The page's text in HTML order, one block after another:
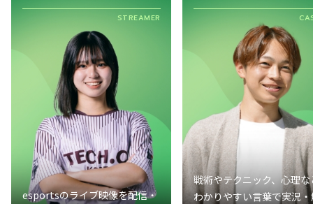
STREAMER
esportsのライブ映像を配信・
戦術やテクニック、心理な
わかりやすい言葉で実況